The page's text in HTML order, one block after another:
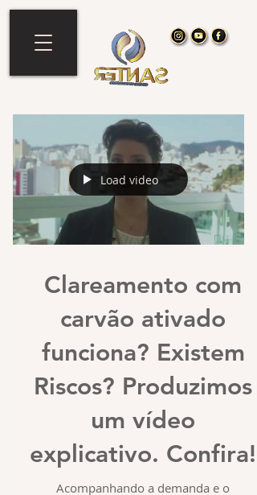
Load video
Clareamento com
carvão ativado
funciona? Existem
Riscos? Produzimos
um vídeo
explicativo. Confira!
Acompanhando a demanda e o